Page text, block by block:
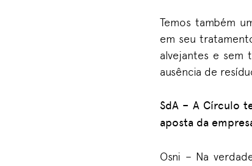
Temos também
em seu
alvejantes e sem
ausência de
SdA – A Círculo
aposta da
Osni – Na